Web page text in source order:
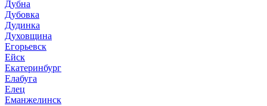
Дубна
Дубовка
Дудинка
Духовщина
Егорьевск
Ейск
Екатеринбург
Елабуга
Елец
Еманжелинск